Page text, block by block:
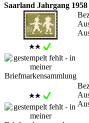
Saarland Jahrgang 1958